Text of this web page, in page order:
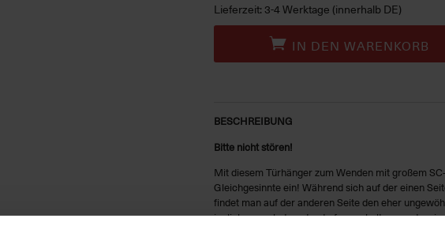
Lieferzeit: 3-4 Werktage (innerhalb DE)
IN DEN WARENKORB
BESCHREIBUNG
Bitte nicht stören!
Mit diesem Türhänger zum Wenden mit großem
Gleichgesinnte ein! Während sich auf der einen
findet man auf der anderen Seite den eher
jegliche ungebetene Leute fern gehalten werden,